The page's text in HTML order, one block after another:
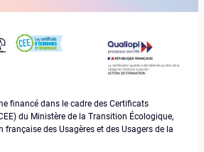
financé dans le cadre des Certificats
du Ministère de la Transition Écologique,
française des Usagères et des Usagers de la